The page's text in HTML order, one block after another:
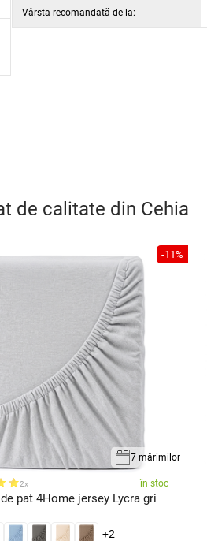
Vârsta recomandată de la:
de calitate din Cehia
-11%
7 mărimilor
2x în stoc
pat 4Home jersey Lycra gri
+2